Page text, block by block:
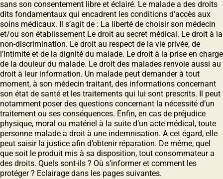
sans son consentement libre et éclairé. Le malade a des droits
dits fondamentaux qui encadrent les conditions d’accès aux
soins médicaux. Il s’agit de : La liberté de choisir son médecin
et/ou son établissement Le droit au secret médical. Le droit à la
non-discrimination. Le droit au respect de la vie privée, de
l’intimité et de la dignité du malade. Le droit à la prise en charge
de la douleur du malade. Le droit des malades renvoie aussi au
droit à leur information. Un malade peut demander à tout
moment, à son médecin traitant, des informations concernant
son état de santé et les traitements qui lui sont prescrits. Il peut
notamment poser des questions concernant la nécessité d’un
traitement ou ses conséquences. Enfin, en cas de préjudice
physique, moral ou matériel à la suite d’un acte médical, toute
personne malade a droit à une indemnisation. A cet égard, elle
peut saisir la justice afin d’obtenir réparation. De même, quel
que soit le produit mis à sa disposition, tout consommateur a
des droits. Quels sont-ils ? Où s’informer et comment les
protéger ? Eclairage dans les pages suivantes.